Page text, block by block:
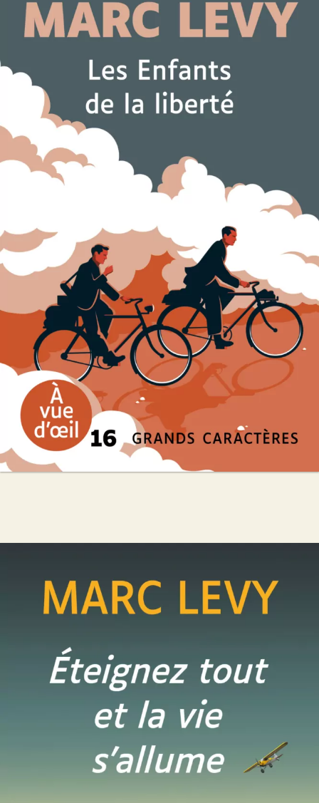
Les Enfants de la liberté
Marc Levy
29 €
Éteignez tout et la vie s’allume